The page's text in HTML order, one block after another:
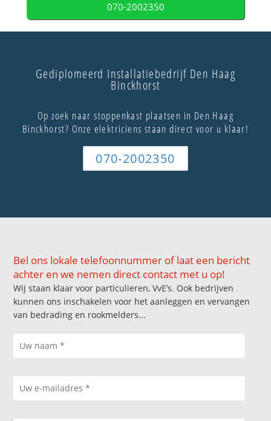
070-2002350
Gediplomeerd Installatiebedrijf Den Haag
Binckhorst
Op zoek naar stoppenkast plaatsen in Den Haag
Binckhorst? Onze elektriciens staan direct voor u klaar!
070-2002350
Bel ons lokale telefoonnummer of laat een bericht
achter en we nemen direct contact met u op!
Wij staan klaar voor particulieren, VvE’s. Ook bedrijven
kunnen ons inschakelen voor het aanleggen en vervangen
van bedrading en rookmelders...